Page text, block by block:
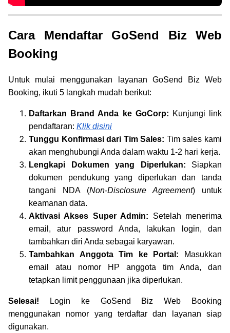
Cara Mendaftar GoSend Biz Web
Booking
Untuk mulai menggunakan layanan GoSend Biz Web
Booking, ikuti 5 langkah mudah berikut:
Daftarkan Brand Anda ke GoCorp: Kunjungi link
pendaftaran: Klik disini
Tunggu Konfirmasi dari Tim Sales: Tim sales kami
akan menghubungi Anda dalam waktu 1-2 hari kerja.
Lengkapi Dokumen yang Diperlukan: Siapkan
dokumen pendukung yang diperlukan dan tanda
tangani NDA (Non-Disclosure Agreement) untuk
keamanan data.
Aktivasi Akses Super Admin: Setelah menerima
email, atur password Anda, lakukan login, dan
tambahkan diri Anda sebagai karyawan.
Tambahkan Anggota Tim ke Portal: Masukkan
email atau nomor HP anggota tim Anda, dan
tetapkan limit penggunaan jika diperlukan.
Selesai! Login ke GoSend Biz Web Booking
menggunakan nomor yang terdaftar dan layanan siap
digunakan.